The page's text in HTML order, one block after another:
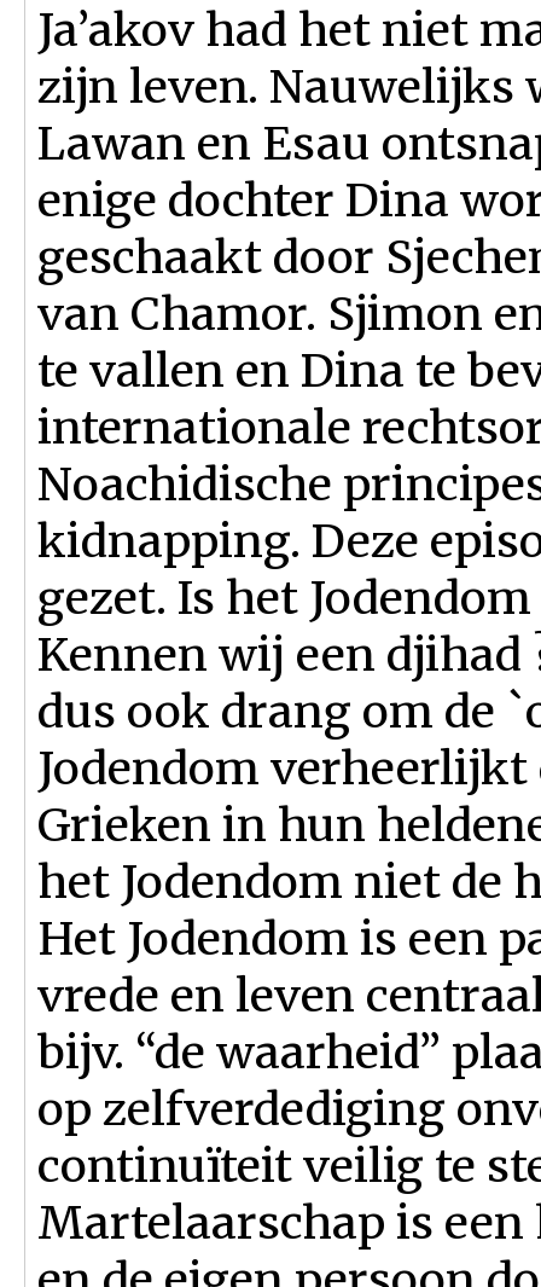
Ja’akov had het niet
zijn leven. Nauwelijks
Lawan en Esau
enige dochter Dina
geschaakt door
van Chamor. Sjimon
te vallen en Dina te
internationale
Noachidische
kidnapping. Deze
gezet. Is het
Kennen wij een djihad
dus ook drang om de
Jodendom
Grieken in hun
het Jodendom niet de
Het Jodendom is een
vrede en leven
bijv. “de waarheid”
op zelfverdediging
continuïteit veilig te
Martelaarschap is